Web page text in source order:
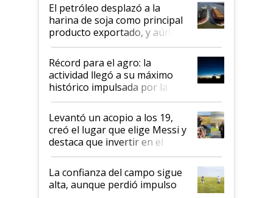
El petróleo desplazó a la
harina de soja como principal
producto exportado, y aún así
el agro aportó casi seis de cada
diez dólares y sostuvo el
liderazgo en un semestre
récord
Récord para el agro: la
actividad llegó a su máximo
histórico impulsada por la
cosecha y las exportaciones
Levantó un acopio a los 19,
creó el lugar que elige Messi y
destaca que invertir en el
kirchnerismo era como "darle
plata a un hijo para droga":
Juan Félix Rossetti, el libertario
que de una dura crisis salió
La confianza del campo sigue
alta, aunque perdió impulso